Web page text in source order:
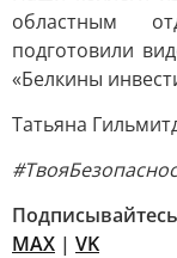
областным
подготовили
«Белкины
Татьяна
MAX | VK